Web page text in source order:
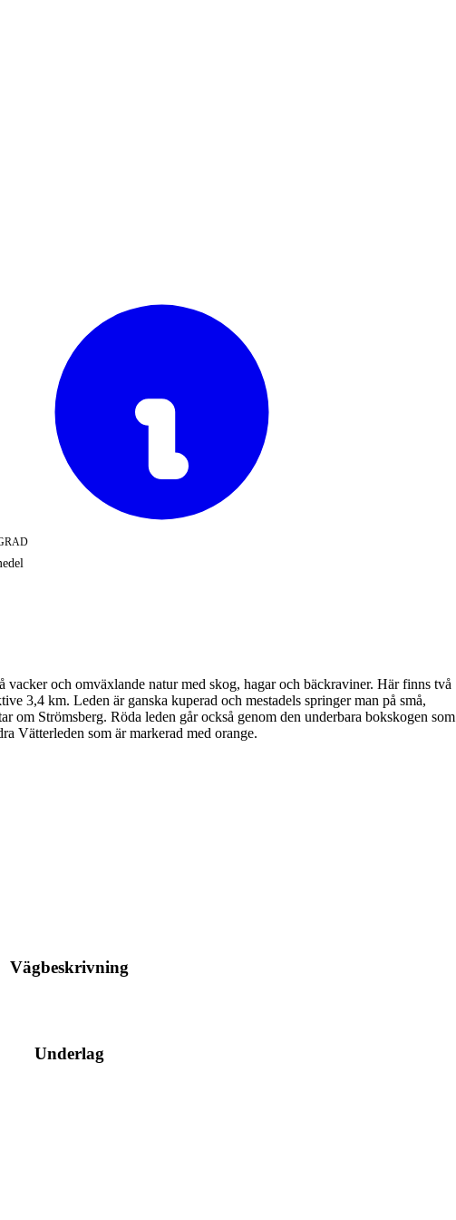
vacker och omväxlande natur med skog, hagar och bäckraviner. Här finns två
3,4 km. Leden är ganska kuperad och mestadels springer man på små,
om Strömsberg. Röda leden går också genom den underbara bokskogen som
Vätterleden som är markerad med orange.
Vägbeskrivning
Underlag